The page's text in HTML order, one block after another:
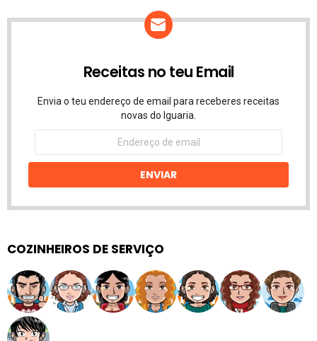
Receitas no teu Email
Envia o teu endereço de email para receberes receitas
novas do Iguaria.
Endereço
email
ENVIAR
COZINHEIROS DE SERVIÇO